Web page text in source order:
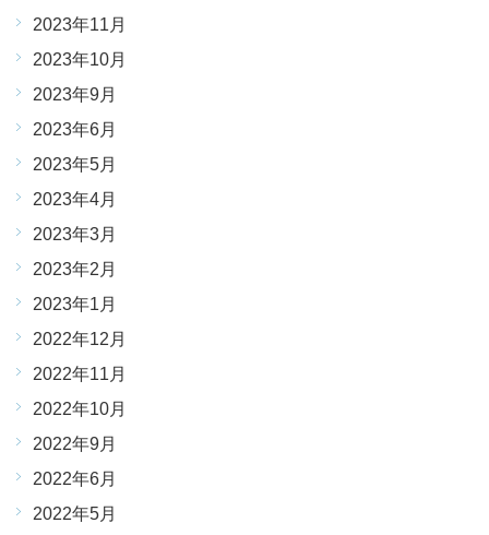
2023年11月
2023年10月
2023年9月
2023年6月
2023年5月
2023年4月
2023年3月
2023年2月
2023年1月
2022年12月
2022年11月
2022年10月
2022年9月
2022年6月
2022年5月